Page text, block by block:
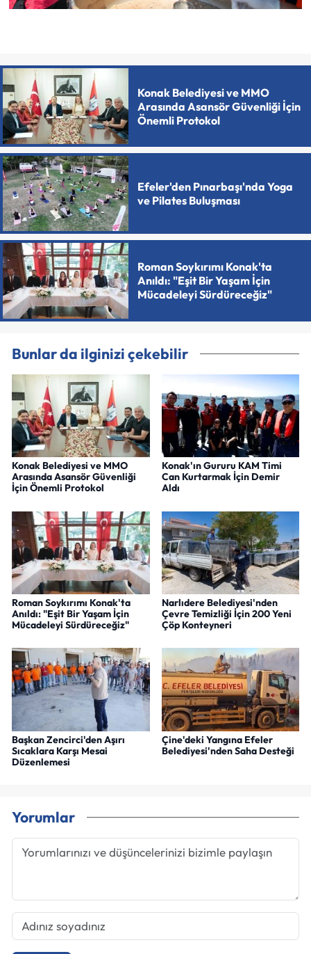
Konak Belediyesi ve MMO
Arasında Asansör Güvenliği İçin
Önemli Protokol
Efeler'den Pınarbaşı'nda Yoga
ve Pilates Buluşması
Roman Soykırımı Konak'ta
Anıldı: "Eşit Bir Yaşam İçin
Mücadeleyi Sürdüreceğiz"
Bunlar da ilginizi çekebilir
Konak Belediyesi ve MMO
Arasında Asansör Güvenliği
İçin Önemli Protokol
Konak'ın Gururu KAM Timi
Can Kurtarmak İçin Demir
Aldı
Roman Soykırımı Konak'ta
Anıldı: "Eşit Bir Yaşam İçin
Mücadeleyi Sürdüreceğiz"
Narlıdere Belediyesi'nden
Çevre Temizliği İçin 200 Yeni
Çöp Konteyneri
Başkan Zencirci'den Aşırı
Sıcaklara Karşı Mesai
Düzenlemesi
Çine'deki Yangına Efeler
Belediyesi'nden Saha Desteği
Yorumlar